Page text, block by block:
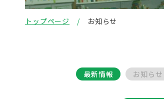
トップページ お知らせ
最新情報 お知らせ